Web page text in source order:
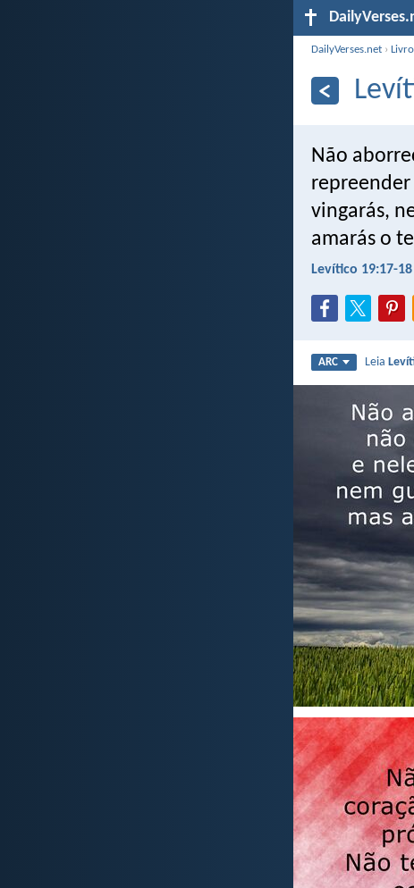
DailyVerses.net ›
Não
vingarás,
amarás o
Levítico 19:17-18
ARC Leia